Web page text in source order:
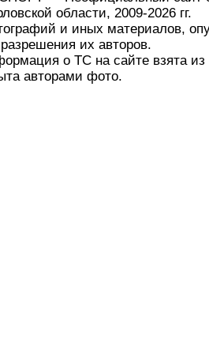
области, 2009-2026 гг.
и иных материалов,
их авторов.
о ТС на сайте взята из
авторами фото.